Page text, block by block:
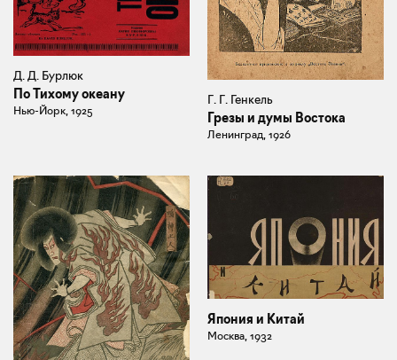
Д. Д. Бурлюк
По Тихому океану
Нью-Йорк, 1925
Г. Г. Генкель
Грезы и думы Востока
Ленинград, 1926
Япония и Китай
Москва, 1932